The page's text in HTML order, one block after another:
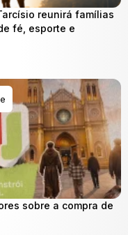
reunirá famílias
fé, esporte e
sobre a compra de